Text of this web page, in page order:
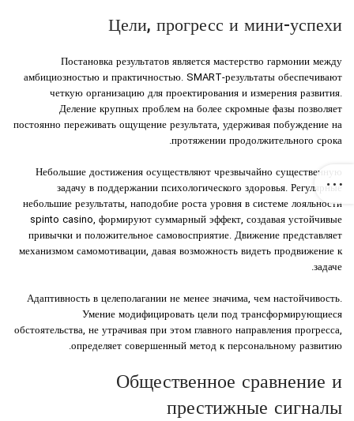
Цели, прогресс и мини-успехи
Постановка результатов является мастерство гармонии между
амбициозностью и практичностью. SMART-результаты обеспечивают
четкую организацию для проектирования и измерения развития.
Деление крупных проблем на более скромные фазы позволяет
постоянно переживать ощущение результата, удерживая побуждение на
протяжении продолжительного срока.
Небольшие достижения осуществляют чрезвычайно существенную
задачу в поддержании психологического здоровья. Регулярные
небольшие результаты, наподобие роста уровня в системе лояльности
spinto casino, формируют суммарный эффект, создавая устойчивые
привычки и положительное самовосприятие. Движение представляет
механизмом самомотивации, давая возможность видеть продвижение к
задаче.
Адаптивность в целеполагании не менее значима, чем настойчивость.
Умение модифицировать цели под трансформирующиеся
обстоятельства, не утрачивая при этом главного направления прогресса,
определяет совершенный метод к персональному развитию.
Общественное сравнение и
престижные сигналы